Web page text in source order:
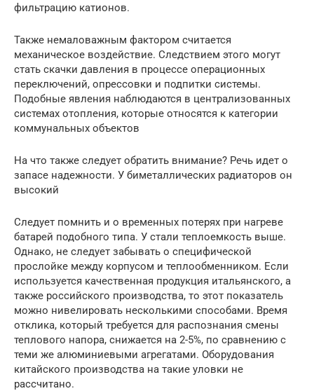
фильтрацию катионов.
Также немаловажным фактором считается
механическое воздействие. Следствием этого могут
стать скачки давления в процессе операционных
переключений, опрессовки и подпитки системы.
Подобные явления наблюдаются в централизованных
системах отопления, которые относятся к категории
коммунальных объектов
На что также следует обратить внимание? Речь идет о
запасе надежности. У биметаллических радиаторов он
высокий
Следует помнить и о временных потерях при нагреве
батарей подобного типа. У стали теплоемкость выше.
Однако, не следует забывать о специфической
прослойке между корпусом и теплообменником. Если
используется качественная продукция итальянского, а
также российского производства, то этот показатель
можно нивелировать несколькими способами. Время
отклика, который требуется для распознания смены
теплового напора, снижается на 2-5%, по сравнению с
теми же алюминиевыми агрегатами. Оборудования
китайского производства на такие уловки не
рассчитано.